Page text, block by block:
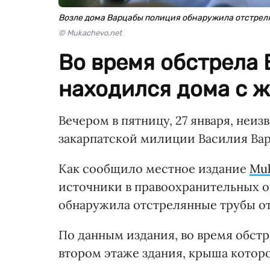
Возле дома Варцабы полиция обнаружила
© Mukachevo.net
Во время
находился дома с
Вечером в пятницу, 27 января,
закарпатской милиции Василия
Как сообщило местное издание
источники в правоохранительных
обнаружила отстрелянные трубы
По данным издания, во время
втором этаже здания, крыша